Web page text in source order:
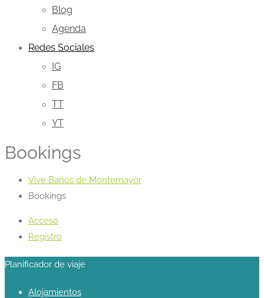
Blog
Agenda
Redes Sociales
IG
FB
TT
YT
Bookings
Vive Baños de Montemayor
Bookings
Acceso
Registro
Planificador de viaje
Alojamientos